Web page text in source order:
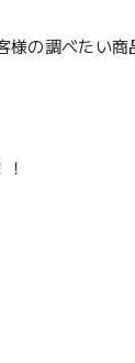
の調べたい商